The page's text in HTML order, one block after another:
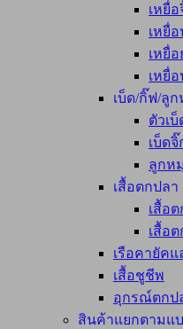
เหยื่อ
เหยื่
เหยื่อ
เหยื่
เบ็ด/กิ๊ฟ/ลู
ตัวเบ็
เบ็ดจิ๊
ลูกห
เสื้อตกปลา
เสื้อ
เสื้อ
เรือคายัคแ
เสื้อชูชีพ
อุกรณ์ตกป
สินค้าแยกตามแ